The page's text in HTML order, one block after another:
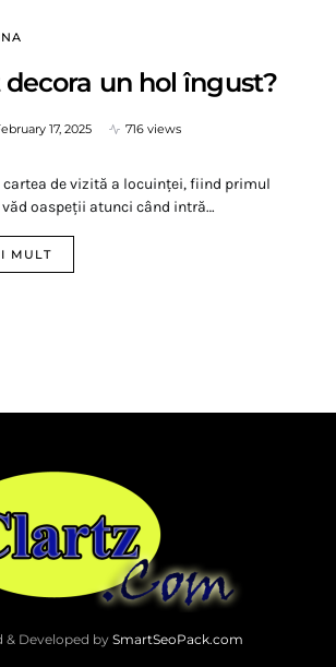
un hol îngust?
17, 2025
716 views
cartea de vizită a locuinței, fiind primul
oaspeții atunci când intră…
MULT
& Developed bySmartSeoPack.com